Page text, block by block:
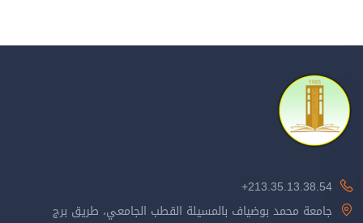
213.35.13.38.54+
جامعة محمد بوضياف بالمسيلة القطب الجامعي، طريق برج